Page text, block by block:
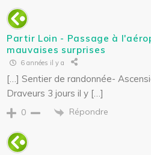
Partir Loin - Passage à
mauvaises surprises
6 années il y a
[…] Sentier de randonnée-
Draveurs 3 jours il y […]
0 Répondre